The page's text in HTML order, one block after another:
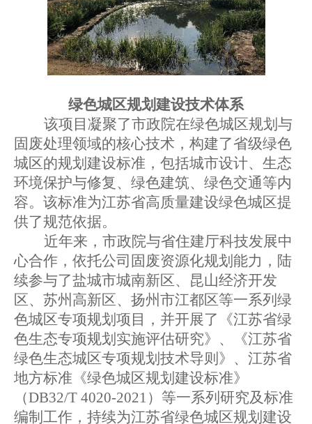
绿色城区规划建设技术体系
该项目凝聚了市政院在绿色城区规划与
固废处理领域的核心技术，构建了省级绿色
城区的规划建设标准，包括城市设计、生态
环境保护与修复、绿色建筑、绿色交通等内
容。该标准为江苏省高质量建设绿色城区提
供了规范依据。
近年来，市政院与省住建厅科技发展中
心合作，依托公司固废资源化规划能力，陆
续参与了盐城市城南新区、昆山经济开发
区、苏州高新区、扬州市江都区等一系列绿
色城区专项规划项目，并开展了《江苏省绿
色生态专项规划实施评估研究》、《江苏省
绿色生态城区专项规划技术导则》、江苏省
地方标准《绿色城区规划建设标准》
（DB32/T 4020-2021 ）等一系列研究及标准
编制工作，持续为江苏省绿色城区规划建设